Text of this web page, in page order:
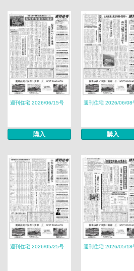
週刊住宅 2026/06/15号
購入
週刊住宅 2026/06/08
購入
週刊住宅 2026/05/25号 週刊住宅 2026/05/18